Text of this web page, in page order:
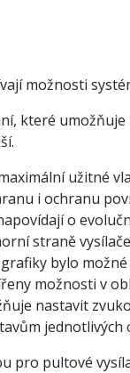
možnosti
které
užitné
i ochranu
o
straně
bylo
možnosti v
nastavit
jednotlivých
pro pultové